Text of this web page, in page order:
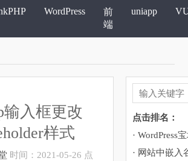
WordPress
前
端
uniapp
输入框更改
样式
时间：2021-05-26 点
点击排名：
· 网站中嵌入